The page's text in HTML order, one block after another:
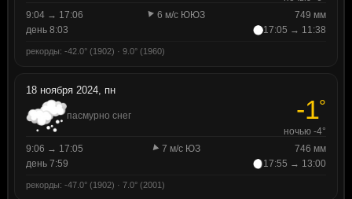
9:04 → 17:06
6 м/с ЮЮЗ
749 мм
день 8:03
17:05 → 11:38
рекорды: -42.0° (1902) · 9.0° (1960)
18 ноября 2024, пн
пасмурно снег -1°
ночью -4°
9:06 → 17:05
7 м/с ЮЗ
746 мм
день 7:59
17:55 → 13:00
рекорды: -47.0° (1902) · 7.0° (2001)